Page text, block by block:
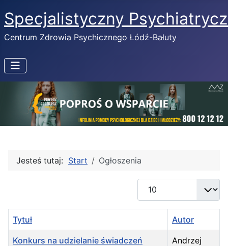
Specjalistyczny
Centrum Zdrowia Psychicznego Łódź-Bałuty
Jesteś tutaj: Start Ogłoszenia
Pokaż #
Tytuł Autor
Konkurs na udzielanie świadczeń
Andrzej